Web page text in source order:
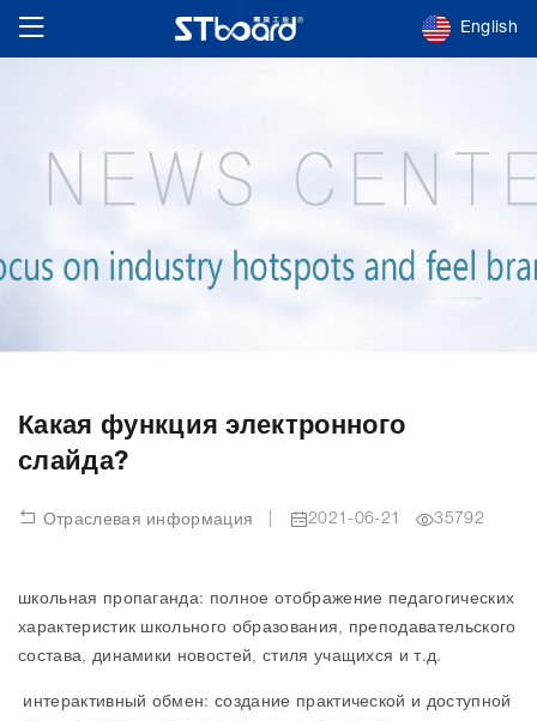
English
Какая функция электронного
слайда?
Отраслевая информация 2021-06-21 35792
школьная пропаганда: полное отображение педагогических
характеристик школьного образования, преподавательского
состава, динамики новостей, стиля учащихся и т.д.
интерактивный обмен: создание практической и доступной